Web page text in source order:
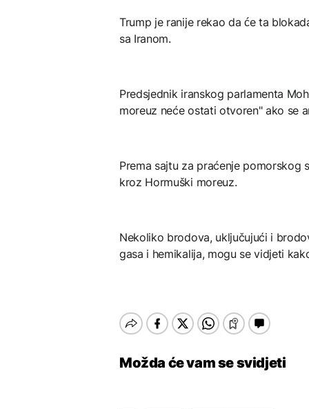
Trump je ranije rekao da će ta
sa Iranom.
Predsjednik iranskog parlamenta
moreuz neće ostati otvoren" ako se
Prema sajtu za praćenje
kroz Hormuški moreuz.
Nekoliko brodova, uključujući i
gasa i hemikalija, mogu se vidjeti
Možda će vam se svidjeti